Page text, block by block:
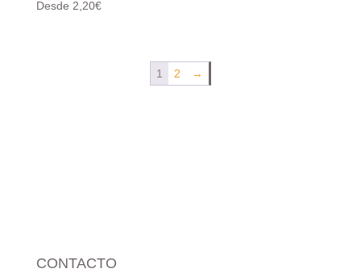
Desde 2,20€
1 2 →
CONTACTO